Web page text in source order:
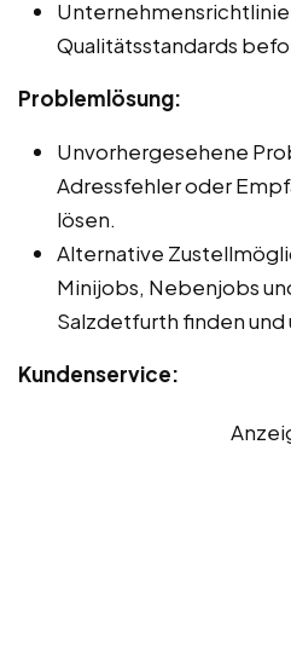
Qualitätsstandards
Problemlösung:
Unvorhergesehene
Adressfehler oder
lösen.
Alternative
Minijobs, Nebenjobs
Salzdetfurth finden und
Kundenservice: